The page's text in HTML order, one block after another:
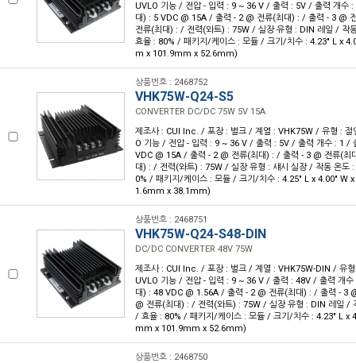
UVLO 기능 / 전압 - 입력 : 9 ~ 36 V / 출력 : 5V / 출력 개수
대) : 5 VDC @ 15A / 출력 - 2 @ 전류(최대) : / 출력 - 3 @
전류(최대) : / 전력(와트) : 75W / 실장 유형 : DIN 레일 / 작
효율 : 80% / 패키지/케이스 : 모듈 / 크기/치수 : 4.23" L x
m x 101.9mm x 52.6mm)
상품번호 : 2468752
VHK75W-Q24-S5
CONVERTER DC/DC 75W 5V 15A
제조사 : CUI Inc. / 포장 : 벌크 / 계열 : VHK75W / 유형 : 절
O 기능 / 전압 - 입력 : 9 ~ 36 V / 출력 : 5V / 출력 개수 : 1 /
VDC @ 15A / 출력 - 2 @ 전류(최대) : / 출력 - 3 @ 전류(최
대) : / 전력(와트) : 75W / 실장 유형 : 섀시 실장 / 작동 온도
0% / 패키지/케이스 : 모듈 / 크기/치수 : 4.25" L x 4.00" W
1.6mm x 38.1mm)
상품번호 : 2468751
VHK75W-Q24-S48-DIN
DC/DC CONVERTER 48V 75W
제조사 : CUI Inc. / 포장 : 벌크 / 계열 : VHK75W-DIN / 유
UVLO 기능 / 전압 - 입력 : 9 ~ 36 V / 출력 : 48V / 출력 개
대) : 48 VDC @ 1.56A / 출력 - 2 @ 전류(최대) : / 출력 - 3
@ 전류(최대) : / 전력(와트) : 75W / 실장 유형 : DIN 레일 /
/ 효율 : 80% / 패키지/케이스 : 모듈 / 크기/치수 : 4.23" L x
mm x 101.9mm x 52.6mm)
상품번호 : 2468750